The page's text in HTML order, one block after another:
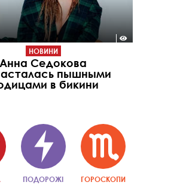
НОВИНИ
Анна Седокова
пышными
в бикини
ПОДОРОЖІ ГОРОСКОПИ